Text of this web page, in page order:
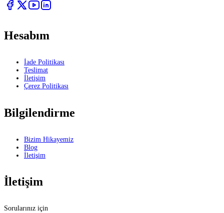
Hesabım
İade Politikası
Teslimat
İletişim
Çerez Politikası
Bilgilendirme
Bizim Hikayemiz
Blog
İletişim
İletişim
Sorularınız için